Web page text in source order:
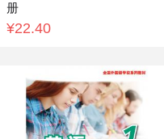
册
¥22.40